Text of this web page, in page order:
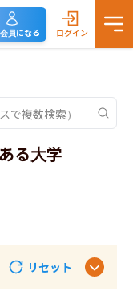
員になる ログイン
る大学
リセット